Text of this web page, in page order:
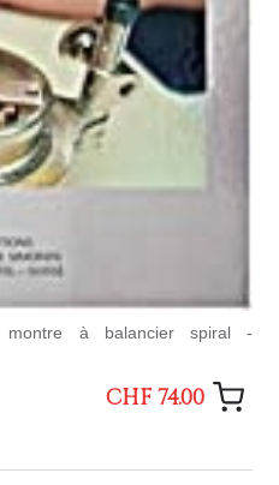
à balancier spiral -
CHF 74.00